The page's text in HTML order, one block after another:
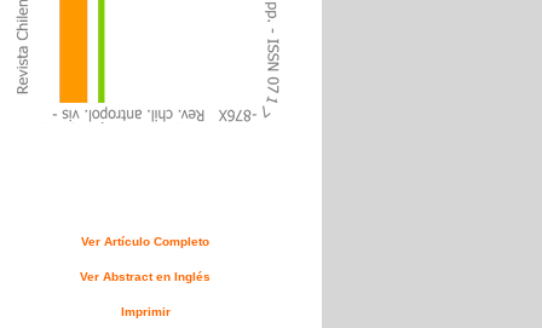
Ver Artículo Completo
Ver Abstract en Inglés
Imprimir